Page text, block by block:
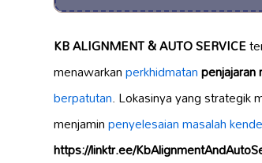
KB ALIGNMENT & AUTO SERVICE
menawarkanperkhidmatanpenjajaran
berpatutan. Lokasinya yang strategik
menjaminpenyelesaian masalah
https://linktr.ee/